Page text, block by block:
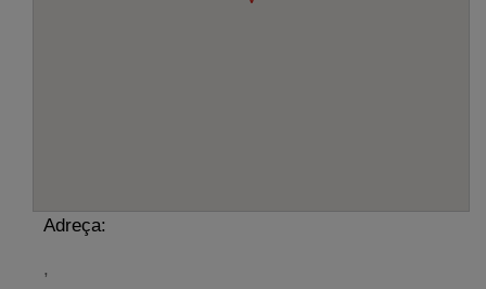
Adreça:
,